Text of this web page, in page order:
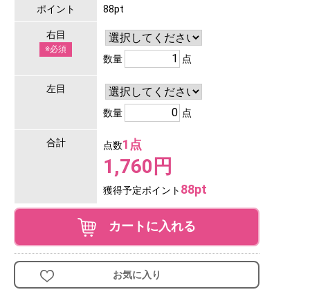
ポイント 88pt
右目
※必須
数量 点
左目
数量 点
合計 点数1点
1,760円
獲得予定ポイント 88pt
カートに入れる
お気に入り